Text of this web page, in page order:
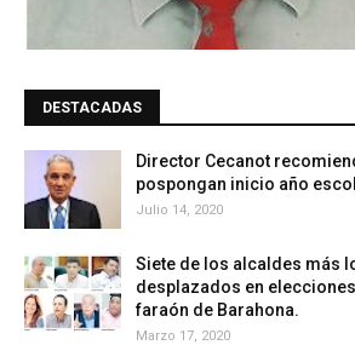
DESTACADAS
Director Cecanot
pospongan inicio año
Julio 14, 2020
Siete de los alcaldes más
desplazados en
faraón de Barahona.
Marzo 17, 2020